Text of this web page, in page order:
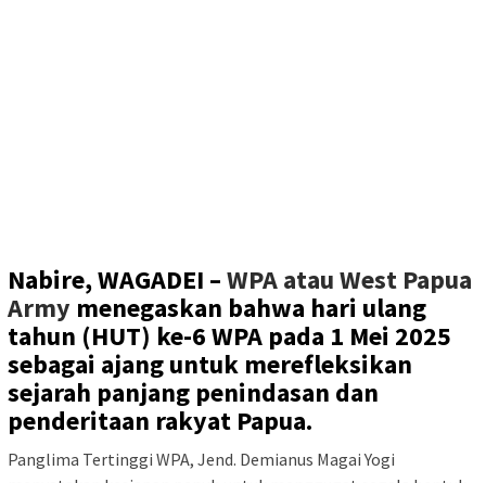
Nabire, WAGADEI –WPA atau West Papua
Army menegaskan bahwa hari ulang
tahun (HUT) ke-6 WPA pada 1 Mei 2025
sebagai ajang untuk merefleksikan
sejarah panjang penindasan dan
penderitaan rakyat Papua.
Panglima Tertinggi WPA, Jend. Demianus Magai Yogi